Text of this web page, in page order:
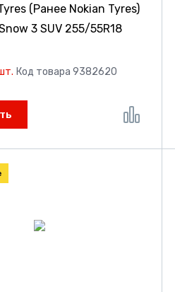
(Ранее Nokian Tyres)
3 SUV 255/55R18
Код товара 9382620